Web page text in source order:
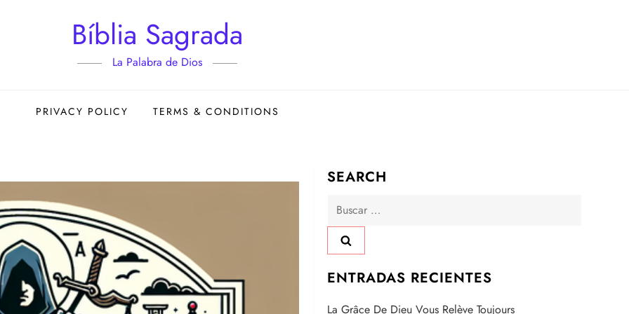
Bíblia Sagrada
La Palabra de Dios
PRIVACY POLICY TERMS & CONDITIONS
SEARCH
Buscar:
ENTRADAS RECIENTES
La Grâce De Dieu Vous Relève Toujours